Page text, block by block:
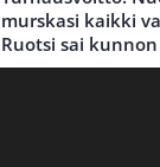
murskasi kaikki
Ruotsi sai